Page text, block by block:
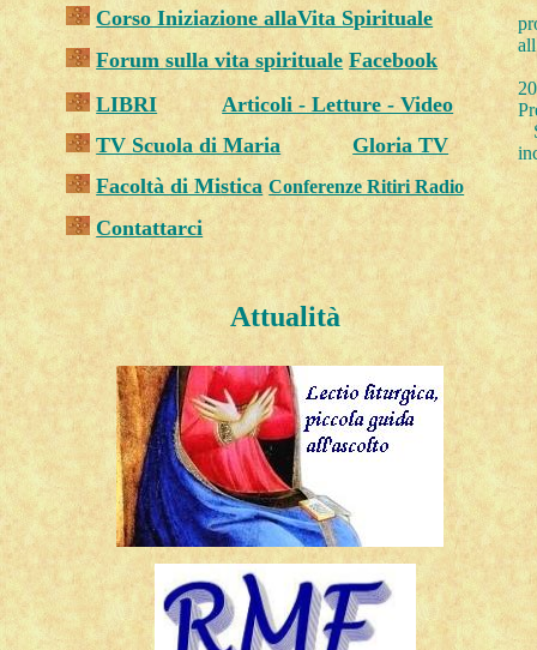
Corso Iniziazione allaVita Spirituale
Forum sulla vita spirituale Facebook
LIBRI
Articoli - Letture - Video
TV Scuola di Maria
Gloria TV
Facoltà di Mistica Conferenze Ritiri Radio
Contattarci
Attualità